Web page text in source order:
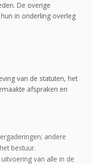
De overige
in onderling overleg
van de statuten, het
afspraken en
andere
bestuur.
van alle in de